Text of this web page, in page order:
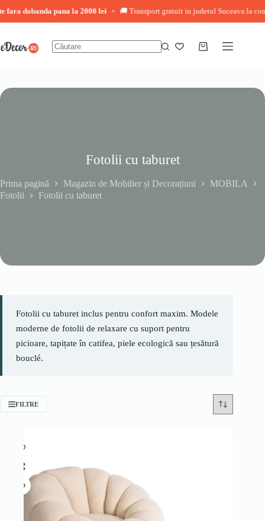
dobanda pana la 2000 lei ◆ 🚚 Transport gratuit in judetul Suceava la
conținut
Coș
Fotolii cu taburet
Prima pagină Magazin de Mobilier și Decorațiuni
MOBILA
Fotolii
Fotolii cu taburet
Fotolii cu taburet inclus pentru confort maxim. Modele
moderne de fotolii de relaxare cu suport pentru
picioare, tapițate în catifea, piele ecologică sau țesătură
bouclé.
FILTRE